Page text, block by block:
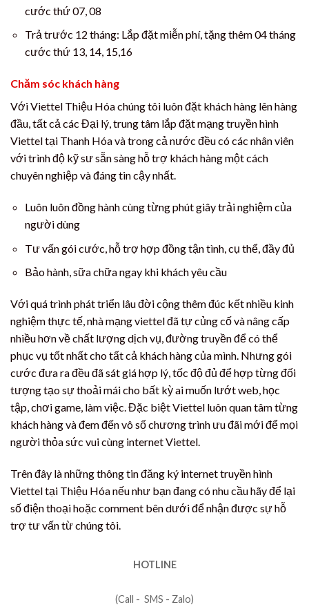
cước thứ 07, 08
Trả trước 12 tháng: Lắp đặt miễn phí, tặng thêm 04 tháng
cước thứ 13, 14, 15,16
Chăm sóc khách hàng
Với Viettel Thiệu Hóa chúng tôi luôn đặt khách hàng lên hàng
đầu, tất cả các Đại lý, trung tâm lắp đặt mạng truyền hình
Viettel tại Thanh Hóa và trong cả nước đều có các nhân viên
với trình độ kỹ sư sẵn sàng hỗ trợ khách hàng một cách
chuyên nghiệp và đáng tin cậy nhất.
Luôn luôn đồng hành cùng từng phút giây trải nghiệm của
người dùng
Tư vấn gói cước, hỗ trợ hợp đồng tận tình, cụ thể, đầy đủ
Bảo hành, sữa chữa ngay khi khách yêu cầu
Với quá trình phát triển lâu đời cộng thêm đúc kết nhiều kinh
nghiệm thực tế, nhà mạng viettel đã tự củng cố và nâng cấp
nhiều hơn về chất lượng dịch vụ, đường truyền để có thể
phục vụ tốt nhất cho tất cả khách hàng của mình. Nhưng gói
cước đưa ra đều đã sát giá hợp lý, tốc độ đủ để hợp từng đối
tượng tạo sự thoải mái cho bất kỳ ai muốn lướt web, học
tập, chơi game, làm việc. Đặc biệt Viettel luôn quan tâm từng
khách hàng và đem đến vô số chương trình ưu đãi mới để mọi
người thỏa sức vui cùng internet Viettel.
Trên đây là những thông tin đăng ký internet truyền hình
Viettel tại Thiệu Hóa nếu như bạn đang có nhu cầu hãy để lại
số điện thoại hoặc comment bên dưới để nhận được sự hỗ
trợ tư vấn từ chúng tôi.
HOTLINE
(Call - SMS - Zalo)